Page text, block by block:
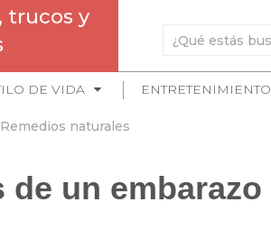
trucos y
DE VIDA ENTRETENIMIENTO
Remedios naturales
un embarazo